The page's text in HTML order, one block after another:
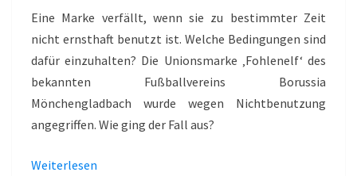
Eine Marke verfällt, wenn sie zu bestimmter Zeit
nicht ernsthaft benutzt ist. Welche Bedingungen sind
dafür einzuhalten? Die Unionsmarke ‚Fohlenelf‘ des
bekannten Fußballvereins Borussia
Mönchengladbach wurde wegen Nichtbenutzung
angegriffen. Wie ging der Fall aus?
Weiterlesen